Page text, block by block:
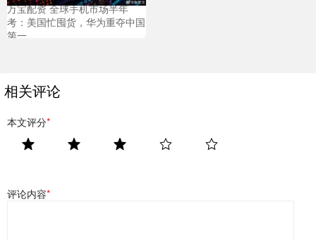
万宝配资 全球手机市场半年
考：美国忙囤货，华为重夺中国
第一
相关评论
本文评分*
评论内容*